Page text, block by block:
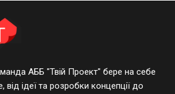
АББ "Твій Проект" бере на себе
від ідеї та розробки концепції до